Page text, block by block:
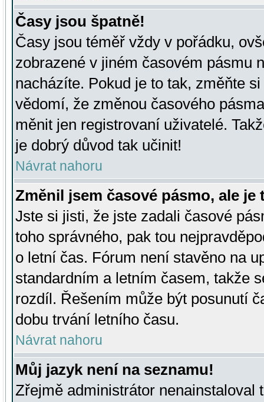
Časy jsou špatně!
Časy jsou téměř vždy v pořádku,
zobrazené v jiném časovém pásmu
nacházíte. Pokud je to tak, změňte
vědomí, že změnou časového
měnit jen registrovaní uživatelé.
je dobrý důvod tak učinit!
Návrat nahoru
Změnil jsem časové pásmo, ale je
Jste si jisti, že jste zadali časové
toho správného, pak tou
o letní čas. Fórum není stavěno na
standardním a letním časem, takže
rozdíl. Řešením může být posunutí
dobu trvání letního času.
Návrat nahoru
Můj jazyk není na seznamu!
Zřejmě administrátor nenainstaloval